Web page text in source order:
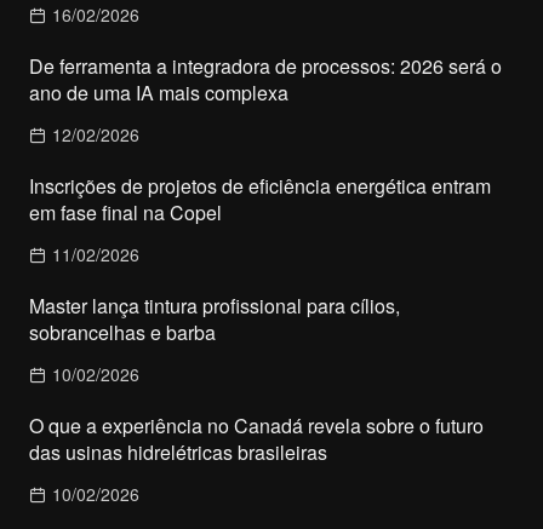
16/02/2026
De ferramenta a integradora de processos: 2026 será o
ano de uma IA mais complexa
12/02/2026
Inscrições de projetos de eficiência energética entram
em fase final na Copel
11/02/2026
Master lança tintura profissional para cílios,
sobrancelhas e barba
10/02/2026
O que a experiência no Canadá revela sobre o futuro
das usinas hidrelétricas brasileiras
10/02/2026